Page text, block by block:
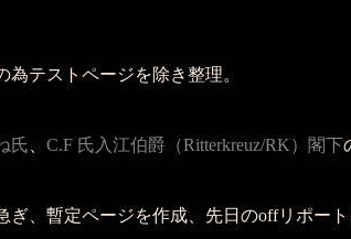
テストページを除き整理。
氏 、C.F 氏 入江伯爵（Ritterkreuz/RK）閣下
、暫定ページを作成、先日のoffリポー